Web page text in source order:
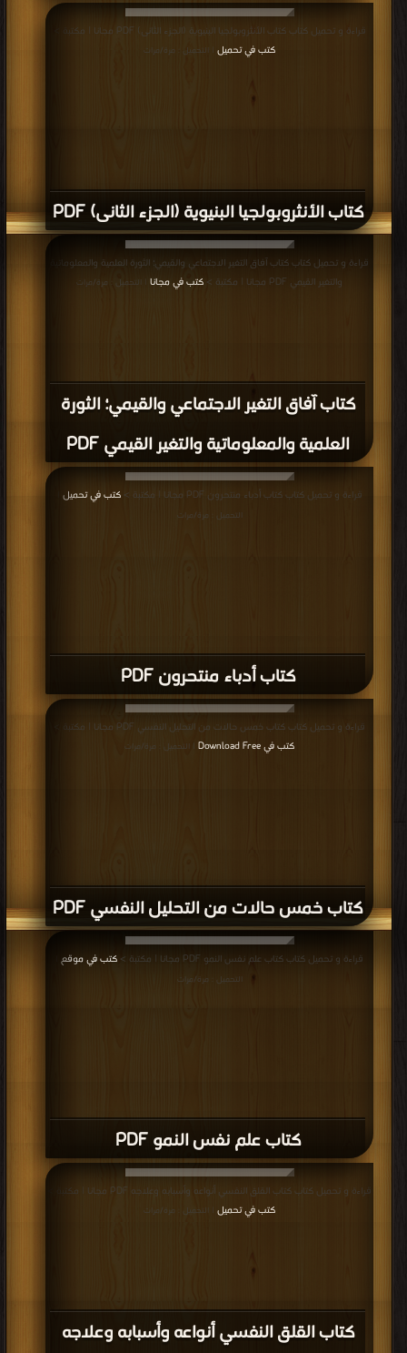
كتاب الأنثروبولجيا البنيوية (الجزء الثانى) PDF
قراءة و تحميل كتاب كتاب الأنثروبولجيا البنيوية (الجزء الثانى) PDF مجانا | مكتبة >
كتب في تحميل
| التحميل : مرة/مرات
كتاب آفاق التغير الاجتماعي والقيمي؛ الثورة
العلمية والمعلوماتية والتغير القيمي PDF
قراءة و تحميل كتاب كتاب آفاق التغير الاجتماعي والقيمي؛ الثورة العلمية والمعلوماتية
والتغير القيمي PDF مجانا | مكتبة >
كتب في مجانا | التحميل : مرة/مرات
كتاب أدباء منتحرون PDF
قراءة و تحميل كتاب كتاب أدباء منتحرون PDF مجانا | مكتبة > كتب في تحميل
التحميل : مرة/مرات
كتاب خمس حالات من التحليل النفسي PDF
قراءة و تحميل كتاب كتاب خمس حالات من التحليل النفسي PDF مجانا | مكتبة >
كتب في Download Free
| التحميل : مرة/مرات
كتاب علم نفس النمو PDF
قراءة و تحميل كتاب كتاب علم نفس النمو PDF مجانا | مكتبة > كتب في موقع
التحميل : مرة/مرات
كتاب القلق النفسي أنواعه وأسبابه وعلاجه
قراءة و تحميل كتاب كتاب القلق النفسي أنواعه وأسبابه وعلاجه PDF مجانا | مكتبة >
كتب في تحميل
| التحميل : مرة/مرات